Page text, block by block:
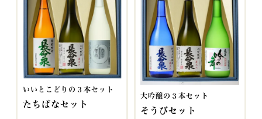
いいとこどりの３本セット
たちばなセット
大吟醸の３本セット
そうびセット